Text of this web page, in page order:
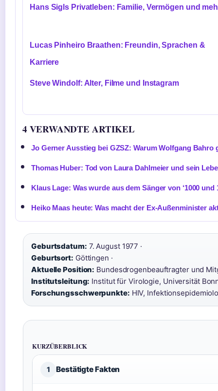
Hans Sigls Privatleben: Familie, Vermögen und
Lucas Pinheiro Braathen: Freundin, Sprachen &
Karriere
Steve Windolf: Alter, Filme und Instagram
4 VERWANDTE ARTIKEL
Jo Gerner Ausstieg bei GZSZ: Warum Wolfgang Bahro
Thomas Huber: Tod von Laura Dahlmeier und sein
Klaus Lage: Was wurde aus dem Sänger von ‘1000 und
Heiko Maas heute: Was macht der Ex-Außenminister
Geburtsdatum: 7. August 1977 ·
Geburtsort: Göttingen ·
Aktuelle Position: Bundesdrogenbeauftragter und
Institutsleitung: Institut für Virologie, Universität
Forschungsschwerpunkte: HIV,
KURZÜBERBLICK
1 Bestätigte Fakten